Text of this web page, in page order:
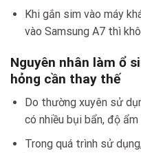
Khi gắn sim vào máy
vào Samsung A7 thì
Nguyên nhân làm ổ
hỏng cần thay thế
Do thường xuyên sử
có nhiều bụi bẩn, độ
Trong quá trình sử